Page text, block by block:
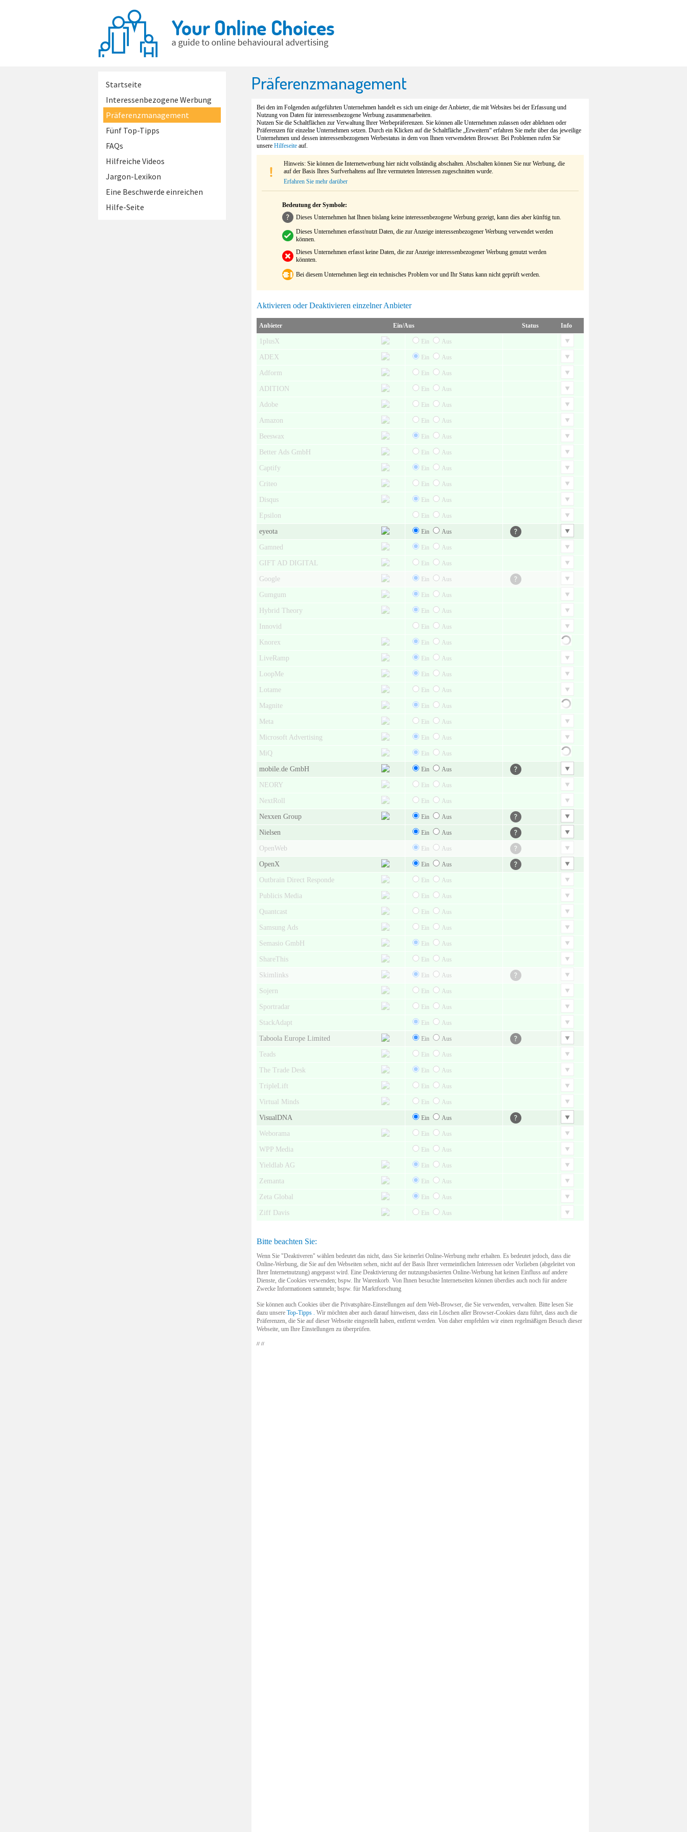
Startseite
Interessenbezogene Werbung
Präferenzmanagement
Fünf Top-Tipps
FAQs
Hilfreiche Videos
Jargon-Lexikon
Eine Beschwerde einreichen
Hilfe-Seite
Präferenzmanagement
Bei den im Folgenden aufgeführten Unternehmen handelt es sich um einige der Anbieter, die mit Websites bei der Erfassung und
Nutzung von Daten für interessenbezogene Werbung zusammenarbeiten.
Nutzen Sie die Schaltflächen zur Verwaltung Ihrer Werbepräferenzen. Sie können alle Unternehmen zulassen oder ablehnen oder
Präferenzen für einzelne Unternehmen setzen. Durch ein Klicken auf die Schaltfläche „Erweitern“ erfahren Sie mehr über das jeweilige
Unternehmen und dessen interessenbezogenen Werbestatus in dem von Ihnen verwendeten Browser. Bei Problemen rufen Sie
unsere Hilfeseite auf.
Hinweis: Sie können die Internetwerbung hier nicht vollständig abschalten. Abschalten können Sie nur Werbung, die
auf der Basis Ihres Surfverhaltens auf Ihre vermuteten Interessen zugeschnitten wurde.
Erfahren Sie mehr darüber
Bedeutung der Symbole:
Dieses Unternehmen hat Ihnen bislang keine interessenbezogene Werbung gezeigt, kann dies aber künftig tun.
Dieses Unternehmen erfasst/nutzt Daten, die zur Anzeige interessenbezogener Werbung verwendet werden
können.
Dieses Unternehmen erfasst keine Daten, die zur Anzeige interessenbezogener Werbung genutzt werden
könnten.
Bei diesem Unternehmen liegt ein technisches Problem vor und Ihr Status kann nicht geprüft werden.